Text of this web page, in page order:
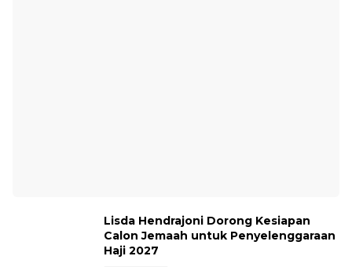
Lisda Hendrajoni Dorong Kesiapan
Calon Jemaah untuk Penyelenggaraan
Haji 2027